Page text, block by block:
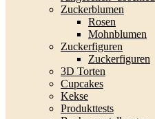
Zuckerblumen
Rosen
Mohnblumen
Zuckerfiguren
Zuckerfiguren
3D Torten
Cupcakes
Kekse
Produkttests